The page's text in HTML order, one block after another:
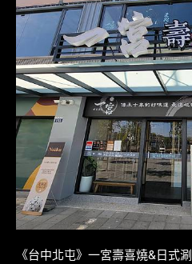
《台中北屯》一宮壽喜燒&日式